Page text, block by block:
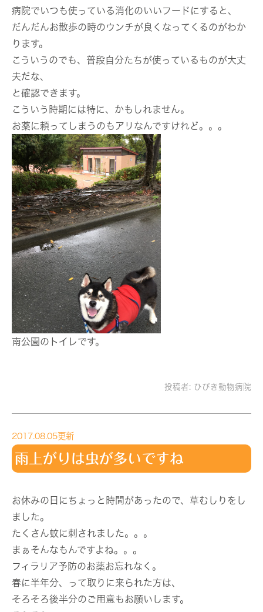
病院でいつも使っている消化のいいフードにすると、
だんだんお散歩の時のウンチが良くなってくるのがわか
ります。
こういうのでも、普段自分たちが使っているものが大丈
夫だな、
と確認できます。
こういう時期には特に、かもしれません。
お薬に頼ってしまうのもアリなんですけれど。。。
南公園のトイレです。
投稿者: ひびき動物病院
2017.08.05更新
雨上がりは虫が多いですね
お休みの日にちょっと時間があったので、草むしりをし
ました。
たくさん蚊に刺されました。。。
まぁそんなもんですよね。。。
フィラリア予防のお薬お忘れなく。
春に半年分、って取りに来られた方は、
そろそろ後半分のご用意もお願いします。